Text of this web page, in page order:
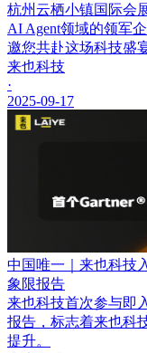
杭州云栖小镇国际会
AI Agent领域的领军
邀您共赴这场科技盛
来也科技
·
2025-09-17
中国唯一｜来也科技
象限报告
来也科技首次参与即
报告，标志着来也科
提升。